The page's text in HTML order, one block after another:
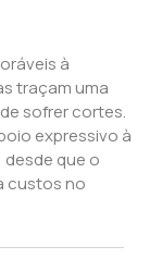
à
traçam uma
sofrer cortes.
expressivo à
desde que o
custos no